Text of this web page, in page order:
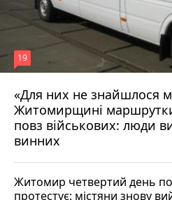
«Для них не знайшлося
Житомирщині маршрутки
повз військових: люди
винних
19
17 липня 2026 р.
Житомир четвертий день
протестує: містяни знову